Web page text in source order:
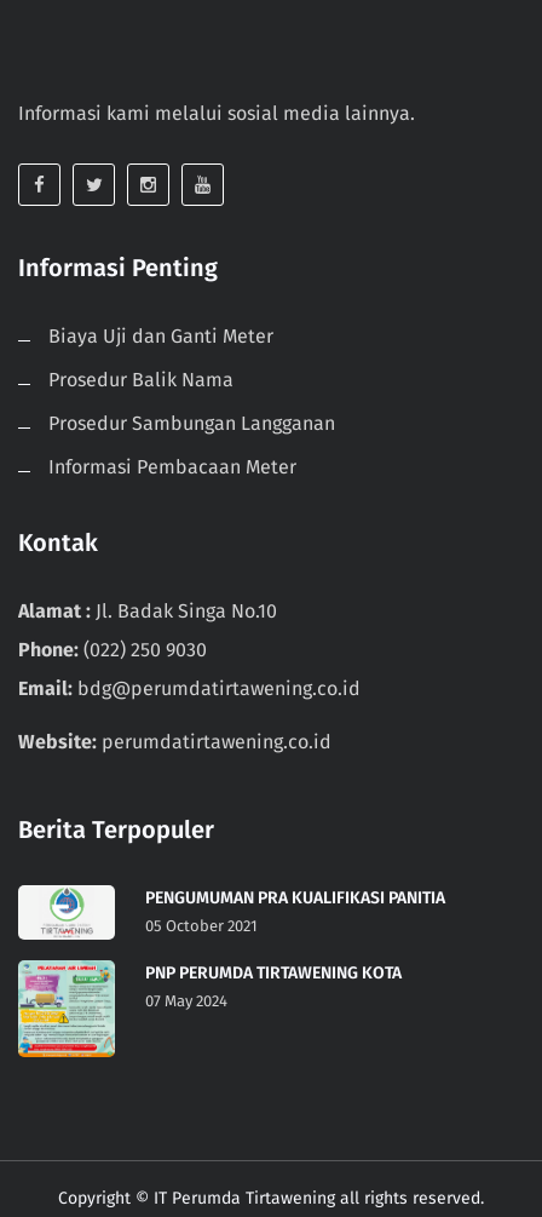
Informasi kami melalui sosial media lainnya.
Informasi Penting
Biaya Uji dan Ganti Meter
Prosedur Balik Nama
Prosedur Sambungan Langganan
Informasi Pembacaan Meter
Kontak
Alamat : Jl. Badak Singa No.10
Phone: (022) 250 9030
Email: bdg@perumdatirtawening.co.id
Website: perumdatirtawening.co.id
Berita Terpopuler
PENGUMUMAN PRA KUALIFIKASI PANITIA
05 October 2021
PNP PERUMDA TIRTAWENING KOTA
07 May 2024
Copyright © IT Perumda Tirtawening all rights reserved.